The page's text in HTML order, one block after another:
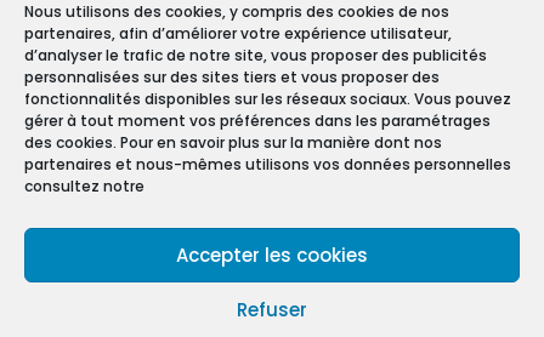
Nous utilisons des cookies, y compris des cookies de nos
partenaires, afin d’améliorer votre expérience utilisateur,
d’analyser le trafic de notre site, vous proposer des publicités
personnalisées sur des sites tiers et vous proposer des
fonctionnalités disponibles sur les réseaux sociaux. Vous pouvez
gérer à tout moment vos préférences dans les paramétrages
des cookies. Pour en savoir plus sur la manière dont nos
partenaires et nous-mêmes utilisons vos données personnelles
consultez notre
Accepter les cookies
Refuser
Carrez, les diagnostics immobiliers sont devenus
obligatoires pour toute transaction immobilière.
En effet, que vous vendiez ou louiez une maison
ou un appartement, vous devez constituer un
Dossier de Diagnostic Technique (DDT).
Mentions légales
Conditions Générales de Vente
Politique de cookies (UE)